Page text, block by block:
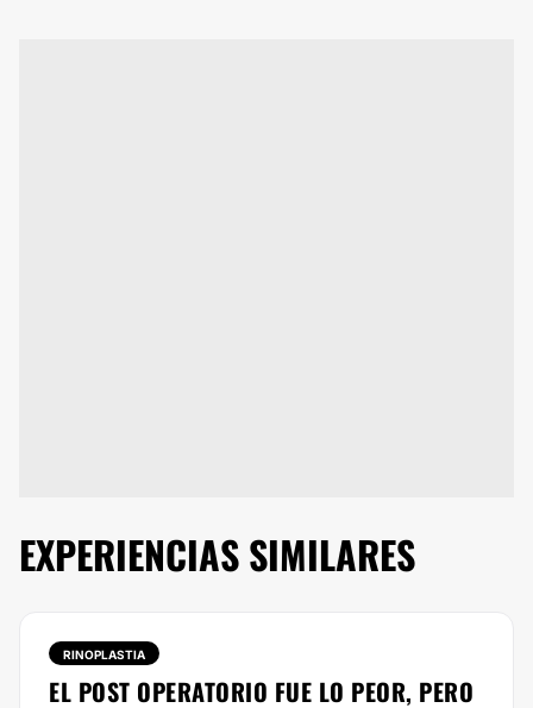
EXPERIENCIAS SIMILARES
RINOPLASTIA
EL POST OPERATORIO FUE LO PEOR, PERO